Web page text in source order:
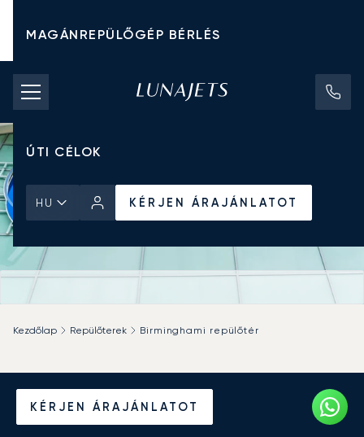
MAGÁNREPÜLŐGÉP BÉRLÉS
CHARTER ÁRAK
MAGÁNREPÜLŐGÉPEK
ÚTI CÉLOK
HU KÉRJEN ÁRAJÁNLATOT
KÉRJEN ÁRAJÁNLATOT
Kezdőlap Repülőterek Birminghami repülőtér
Magánrepülőgép bérlése a
Birminghami repülőtérre